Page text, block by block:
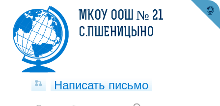
МКОУ ООШ № 21
С.ПШЕНИЦЫНО
Написать письмо